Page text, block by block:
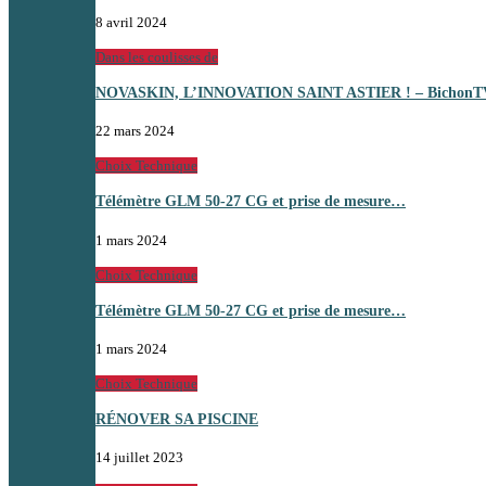
8 avril 2024
Dans les coulisses de
NOVASKIN, L’INNOVATION SAINT ASTIER ! –
22 mars 2024
Choix Technique
Télémètre GLM 50-27 CG et prise de mesure…
1 mars 2024
Choix Technique
Télémètre GLM 50-27 CG et prise de mesure…
1 mars 2024
Choix Technique
RÉNOVER SA PISCINE
14 juillet 2023